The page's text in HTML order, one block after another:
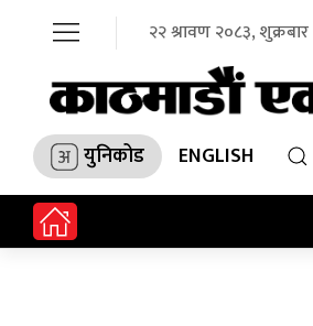
२२ श्रावण २०८३, शुक्रबार
युनिकोड ENGLISH